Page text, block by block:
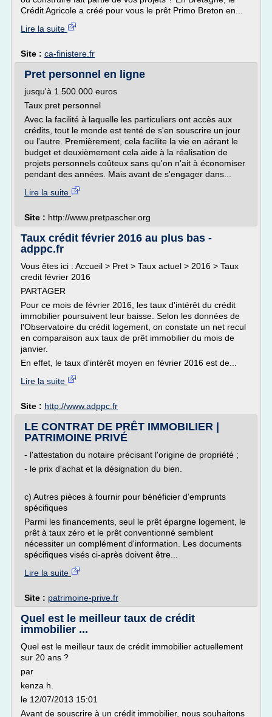
Crédit Agricole a créé pour vous le prêt Primo Breton en...
Lire la suite
Site : ca-finistere.fr
Pret personnel en ligne
jusqu'à 1.500.000 euros
Taux pret personnel
Avec la facilité à laquelle les particuliers ont accès aux
crédits, tout le monde est tenté de s'en souscrire un jour
ou l'autre. Premièrement, cela facilite la vie en aérant le
budget et deuxièmement cela aide à la réalisation de
projets personnels coûteux sans qu'on n'ait à économiser
pendant des années. Mais avant de s'engager dans...
Lire la suite
Site : http://www.pretpascher.org
Taux crédit février 2016 au plus bas -
adppc.fr
Vous êtes ici : Accueil > Pret > Taux actuel > 2016 > Taux
credit février 2016
PARTAGER
Pour ce mois de février 2016, les taux d'intérêt du crédit
immobilier poursuivent leur baisse. Selon les données de
l'Observatoire du crédit logement, on constate un net recul
en comparaison aux taux de prêt immobilier du mois de
janvier.
En effet, le taux d'intérêt moyen en février 2016 est de...
Lire la suite
Site : http://www.adppc.fr
LE CONTRAT DE PRÊT IMMOBILIER |
PATRIMOINE PRIVÉ
- l'attestation du notaire précisant l'origine de propriété ;
- le prix d'achat et la désignation du bien.
c) Autres pièces à fournir pour bénéficier d'emprunts
spécifiques
Parmi les financements, seul le prêt épargne logement, le
prêt à taux zéro et le prêt conventionné semblent
nécessiter un complément d'information. Les documents
spécifiques visés ci-après doivent être...
Lire la suite
Site : patrimoine-prive.fr
Quel est le meilleur taux de crédit
immobilier ...
Quel est le meilleur taux de crédit immobilier actuellement
sur 20 ans ?
par
kenza h.
le 12/07/2013 15:01
Avant de souscrire à un crédit immobilier, nous souhaitons